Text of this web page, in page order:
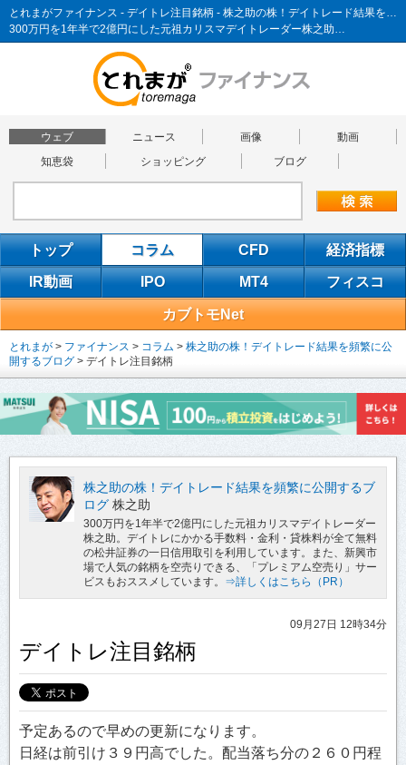
とれまがファイナンス - デイトレ注目銘柄 - 株之助の株！デイトレード結果を頻繁に公開するブログ
300万円を1年半で2億円にした元祖カリスマデイトレーダー株之助…
ウェブ ニュース 画像
動画
知恵袋
ショッピング ブログ
トップ コラム CFD 経済指標
IR動画 IPO MT4 フィスコ
カブトモNet
とれまが > ファイナンス > コラム > 株之助の株！デイトレード結果を頻繁に公
開するブログ > デイトレ注目銘柄
株之助の株！デイトレード結果を頻繁に公開するブ
ログ 株之助
300万円を1年半で2億円にした元祖カリスマデイトレーダー
株之助。デイトレにかかる手数料・金利・貸株料が全て無料
の松井証券の一日信用取引を利用しています。また、新興市
場で人気の銘柄を空売りできる、「プレミアム空売り」サー
ビスもおススメしています。 ⇒詳しくはこちら（PR）
09月27日 12時34分
デイトレ注目銘柄
予定あるので早めの更新になります。
日経は前引け３９円高でした。配当落ち分の２６０円程